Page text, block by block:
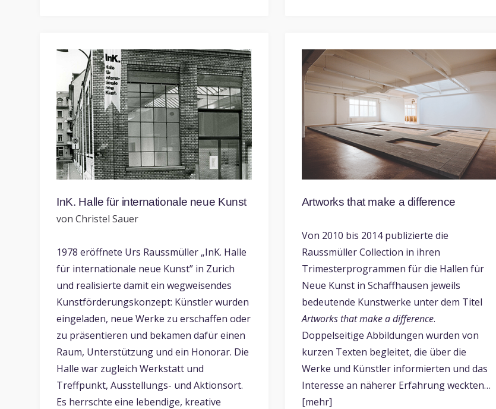
InK. Halle für internationale neue Kunst
von Christel Sauer
1978 eröffnete Urs Raussmüller „InK. Halle
für internationale neue Kunst” in Zurich
und realisierte damit ein wegweisendes
Kunstförderungskonzept: Künstler wurden
eingeladen, neue Werke zu erschaffen oder
zu präsentieren und bekamen dafür einen
Raum, Unterstützung und ein Honorar. Die
Halle war zugleich Werkstatt und
Treffpunkt, Ausstellungs- und Aktionsort.
Es herrschte eine lebendige, kreative
Artworks that make a difference
Von 2010 bis 2014 publizierte die
Raussmüller Collection in ihren
Trimesterprogrammen für die Hallen für
Neue Kunst in Schaffhausen jeweils
bedeutende Kunstwerke unter dem Titel
Artworks that make a difference.
Doppelseitige Abbildungen wurden von
kurzen Texten begleitet, die über die
Werke und Künstler informierten und das
Interesse an näherer Erfahrung weckten…
[mehr]